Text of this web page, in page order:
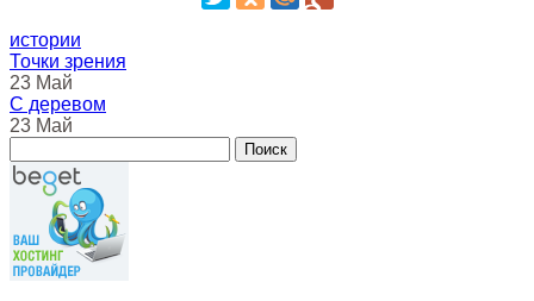
истории
Точки зрения
23 Май
С деревом
23 Май